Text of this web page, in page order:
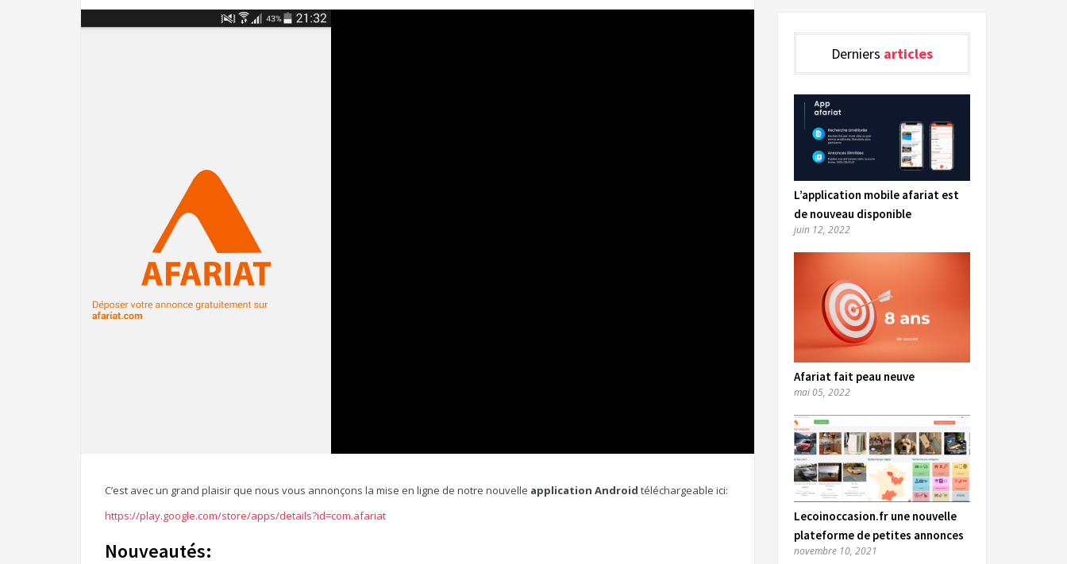
C’est avec un grand plaisir que nous vous annonçons la mise en ligne de notre nouvelle application Android téléchargeable ici:
https://play.google.com/store/apps/details?id=com.afariat
Nouveautés:
Derniers articles
L’application mobile afariat est
de nouveau disponible
juin 12, 2022
Afariat fait peau neuve
mai 05, 2022
Lecoinoccasion.fr une nouvelle
plateforme de petites annonces
novembre 10, 2021